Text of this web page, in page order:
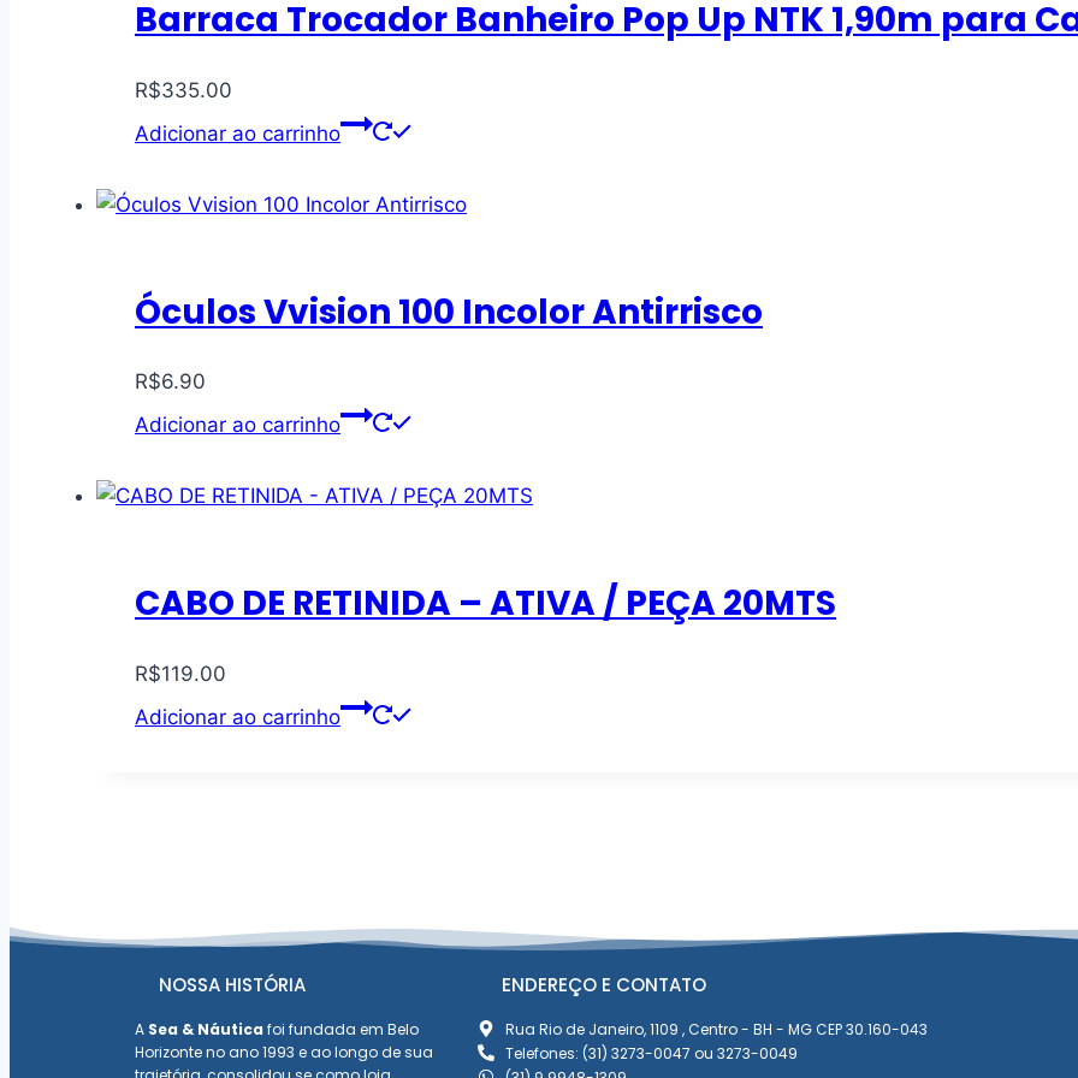
Barraca Trocador Banheiro Pop Up NTK 1,90m para
R$335.00
Adicionar ao carrinho
Óculos Vvision 100 Incolor Antirrisco
R$6.90
Adicionar ao carrinho
CABO DE RETINIDA – ATIVA / PEÇA 20MTS
R$119.00
Adicionar ao carrinho
NOSSA HISTÓRIA
A Sea & Náutica foi fundada em Belo
Horizonte no ano 1993 e ao longo de sua
ENDEREÇO E CONTATO
Rua Rio de Janeiro, 1109 , Centro - BH - MG CEP 30.160-043
Telefones: (31) 3273-0047 ou 3273-0049